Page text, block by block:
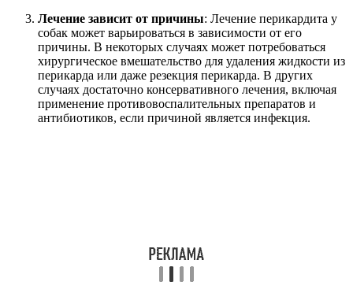
Лечение зависит от причины: Лечение перикардита у
собак может варьироваться в зависимости от его
причины. В некоторых случаях может потребоваться
хирургическое вмешательство для удаления жидкости из
перикарда или даже резекция перикарда. В других
случаях достаточно консервативного лечения, включая
применение противовоспалительных препаратов и
антибиотиков, если причиной является инфекция.